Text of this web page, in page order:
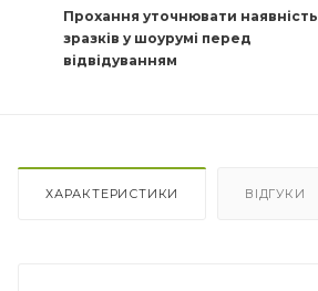
Прохання уточнювати наявність
зразків у шоурумі перед
відвідуванням
ХАРАКТЕРИСТИКИ ВІДГУКИ